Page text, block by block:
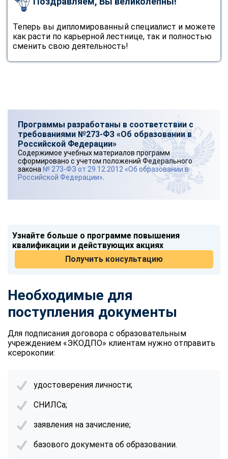
Теперь вы дипломированный специалист и можете
как расти по карьерной лестнице, так и полностью
сменить свою деятельность!
Программы разработаны в соответствии с
требованиями №273-ФЗ «Об образовании в
Российской Федерации»
Содержимое учебных материалов программ
сформировано с учетом положений Федерального
закона № 273-ФЗ от 29.12.2012 «Об образовании в
Российской Федерации»
Узнайте больше о программе повышения
квалификации и действующих акциях
Получить консультацию
Необходимые для
поступления документы
Для подписания договора с образовательным
учреждением «ЭКОДПО» клиентам нужно отправить
ксерокопии:
удостоверения личности;
СНИЛСа;
заявления на зачисление;
базового документа об образовании.